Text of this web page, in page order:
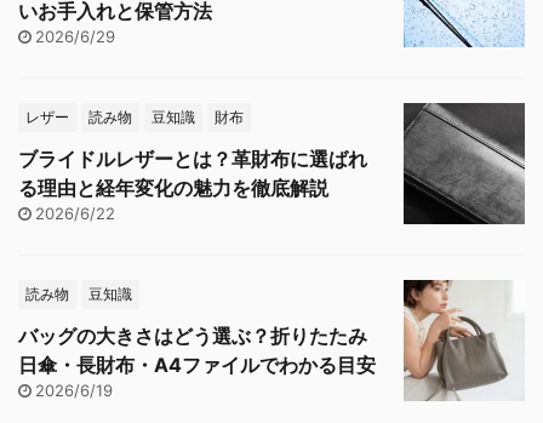
いお手入れと保管方法
2026/6/29
レザー 読み物 豆知識 財布
ブライドルレザーとは？革財布に選ばれ
る理由と経年変化の魅力を徹底解説
2026/6/22
読み物 豆知識
バッグの大きさはどう選ぶ？折りたたみ
日傘・長財布・A4ファイルでわかる目安
2026/6/19